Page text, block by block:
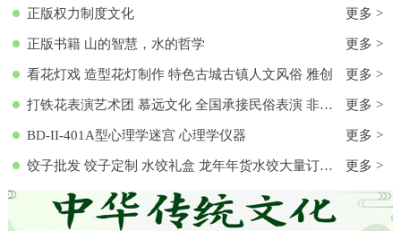
正版权力制度文化 更多 >
正版书籍 山的智慧，水的哲学 更多 >
看花灯戏 造型花灯制作 特色古城古镇人文风俗 雅创 更多 >
打铁花表演艺术团 慕远文化 全国承接民俗表演 非物质文化遗产 更多 >
BD-II-401A型心理学迷宫 心理学仪器 更多 >
饺子批发 饺子定制 水饺礼盒 龙年年货水饺大量订购 各种馅料饺子 饺子批发 饺子定制 水饺礼盒 龙年年货水饺大量订购 各种馅料饺子 更多 >